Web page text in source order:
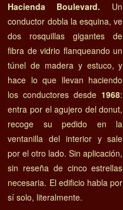
Hacienda Boulevard. Un
conductor dobla la esquina, ve
dos rosquillas gigantes de
fibra de vidrio flanqueando un
túnel de madera y estuco, y
hace lo que llevan haciendo
los conductores desde 1968:
entra por el agujero del donut,
recoge su pedido en la
ventanilla del interior y sale
por el otro lado. Sin aplicación,
sin reseña de cinco estrellas
necesaria. El edificio habla por
sí solo, literalmente.